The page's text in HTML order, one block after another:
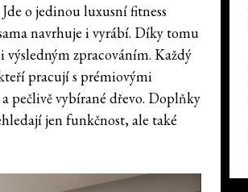
o jedinou luxusní fitness
navrhuje i vyrábí. Díky tomu
zpracováním. Každý
pracují s prémiovými
pečlivě vybírané dřevo. Doplňky
jen funkčnost, ale také